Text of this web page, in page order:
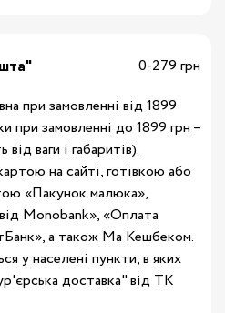
0-279 грн
при замовленні від 1899
при замовленні до 1899 грн –
ваги і габаритів).
на сайті, готівкою або
«Пакунок малюка»,
Monobank», «Оплата
а також Ма Кешбеком.
у населені пункти, в яких
доставка" від ТК